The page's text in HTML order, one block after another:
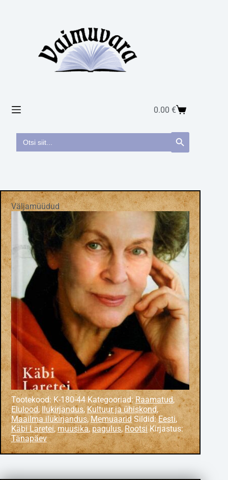
0.00€
Search
for:
Search Button
Väljamüüdud
Tootekood:K-180-44 Kategooriad:Raamatud,
Elulood,Ilukirjandus,Kultuur ja ühiskond,
Maailma ilukirjandus,Memuaarid Sildid:Eesti,
Käbi Laretei,muusika,pagulus,Rootsi Kirjastus:
Tänapäev